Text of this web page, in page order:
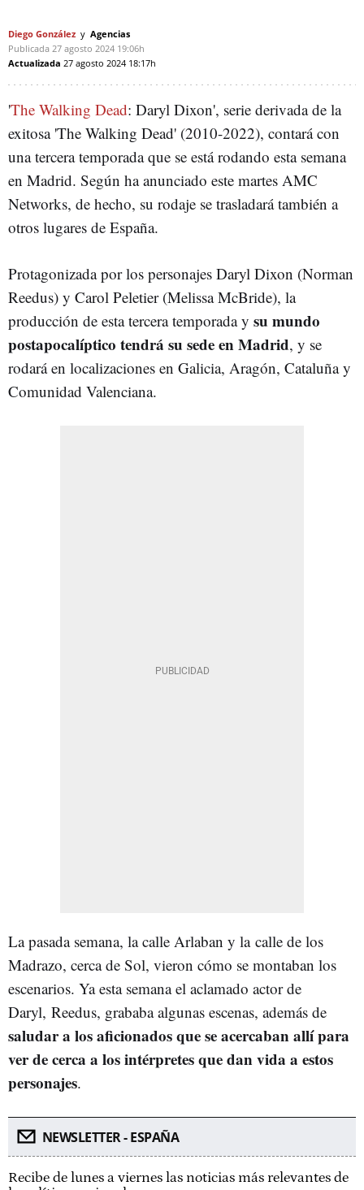
Diego González
Agencias
Publicada 27 agosto 2024 19:06h
Actualizada 27 agosto 2024 18:17h
'The Walking Dead: Daryl Dixon', serie derivada de la
exitosa 'The Walking Dead' (2010-2022), contará con
una tercera temporada que se está rodando esta semana
en Madrid. Según ha anunciado este martes AMC
Networks, de hecho, su rodaje se trasladará también a
otros lugares de España.
Protagonizada por los personajes Daryl Dixon (Norman
Reedus) y Carol Peletier (Melissa McBride), la
producción de esta tercera temporada y su mundo
postapocalíptico tendrá su sede en Madrid, y se
rodará en localizaciones en Galicia, Aragón, Cataluña y
Comunidad Valenciana.
La pasada semana, la calle Arlaban y la calle de los
Madrazo, cerca de Sol, vieron cómo se montaban los
escenarios. Ya esta semana el aclamado actor de
Daryl, Reedus, grababa algunas escenas, además de
saludar a los aficionados que se acercaban allí para
ver de cerca a los intérpretes que dan vida a estos
personajes.
NEWSLETTER - ESPAÑA
Recibe de lunes a viernes las noticias más relevantes de